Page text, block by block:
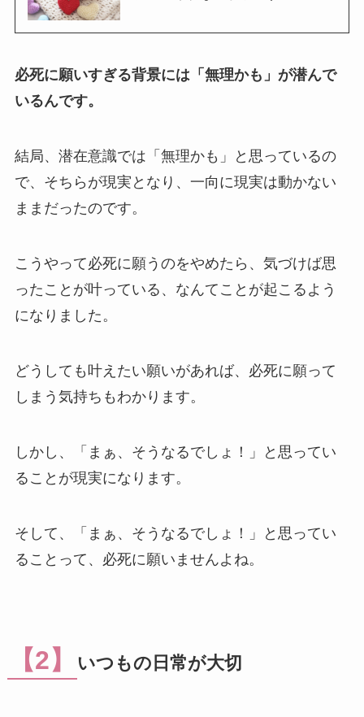
必死に願いすぎる背景には「無理かも」が潜んで
いるんです。
結局、潜在意識では「無理かも」と思っているの
で、そちらが現実となり、一向に現実は動かない
ままだったのです。
こうやって必死に願うのをやめたら、気づけば思
ったことが叶っている、なんてことが起こるよう
になりました。
どうしても叶えたい願いがあれば、必死に願って
しまう気持ちもわかります。
しかし、「まぁ、そうなるでしょ！」と思ってい
ることが現実になります。
そして、「まぁ、そうなるでしょ！」と思ってい
ることって、必死に願いませんよね。
【2】 いつもの日常が大切